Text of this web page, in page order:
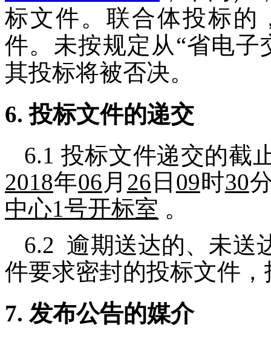
标文件。联合体投标的
件。未按规定从“省电
其投标将被否决。
6.投标文件的递交
6.1 投标文件递交的截
2018年06 月 26 日 09时30
中心1号开标室 。
6.2 逾期送达的、未送
件要求密封的投标文件
7. 发布公告的媒介